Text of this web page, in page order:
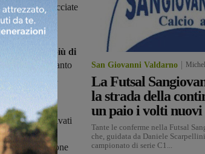
gambe schiacciate
rimasto più di
di quanto
è scattata la
Asl TSE arrivati
fuoco di
operazione
San Giovanni Valdarno
La Futsal
la strada della
un paio i volti nuovi
Tante le conferme nella Futsal
che, guidata da Daniele
campionato di serie C1...